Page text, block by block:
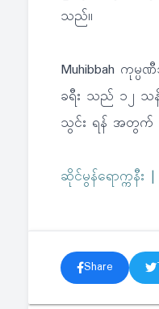
သည်။
Muhibbah ကုမ္
ခရီး သည် ၁၂ သ
သွင်း ရန် အတွက်
ဆိုင်မွန်ရောက္ကနီး
Share